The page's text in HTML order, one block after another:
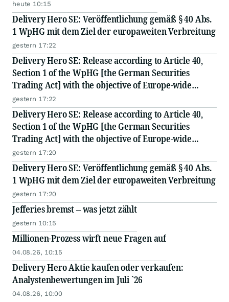
heute 10:15
Delivery Hero SE: Veröffentlichung gemäß § 40 Abs.
1 WpHG mit dem Ziel der europaweiten Verbreitung
gestern 17:22
Delivery Hero SE: Release according to Article 40,
Section 1 of the WpHG [the German Securities
Trading Act] with the objective of Europe-wide
distribution
gestern 17:22
Delivery Hero SE: Release according to Article 40,
Section 1 of the WpHG [the German Securities
Trading Act] with the objective of Europe-wide
distribution
gestern 17:20
Delivery Hero SE: Veröffentlichung gemäß § 40 Abs.
1 WpHG mit dem Ziel der europaweiten Verbreitung
gestern 17:20
Jefferies bremst – was jetzt zählt
gestern 10:15
Millionen-Prozess wirft neue Fragen auf
04.08.26, 10:15
Delivery Hero Aktie kaufen oder verkaufen:
Analystenbewertungen im Juli `26
04.08.26, 10:00